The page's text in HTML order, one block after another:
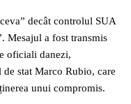
decât controlul SUA
Mesajul a fost transmis
oficiali danezi,
de stat Marco Rubio, care
unui compromis.